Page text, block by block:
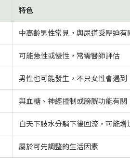
特色
中高齡男性常見，與尿道受壓迫有
可能急性或慢性，常需醫師評估
男性也可能發生，不只女性會遇到
與血糖、神經控制或膀胱功能有關
白天下肢水分躺下後回流，可能增
屬於可先調整的生活因素